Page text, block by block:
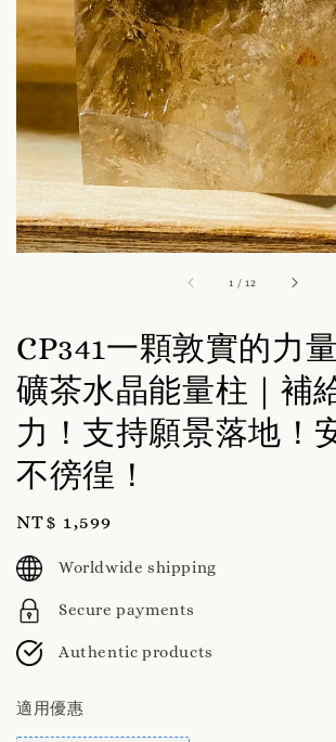
1 /12
CP341一顆敦實的力
礦茶水晶能量柱｜補
力！支持願景落地！
不徬徨！
Regular
price
NT$ 1,599
Worldwide shipping
Secure payments
Authentic products
適用優惠